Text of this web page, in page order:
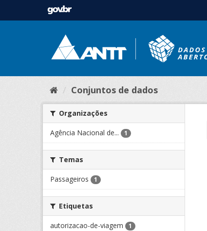
Conjuntos de dados
Organizações
Agência Nacional de... 1
Temas
Passageiros 1
Etiquetas
autorizacao-de-viagem 1